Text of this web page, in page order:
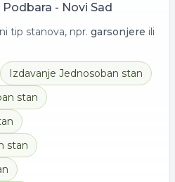
Podbara - Novi Sad
tip stanova, npr. garsonjere ili
Izdavanje Jednosoban stan
stan
stan